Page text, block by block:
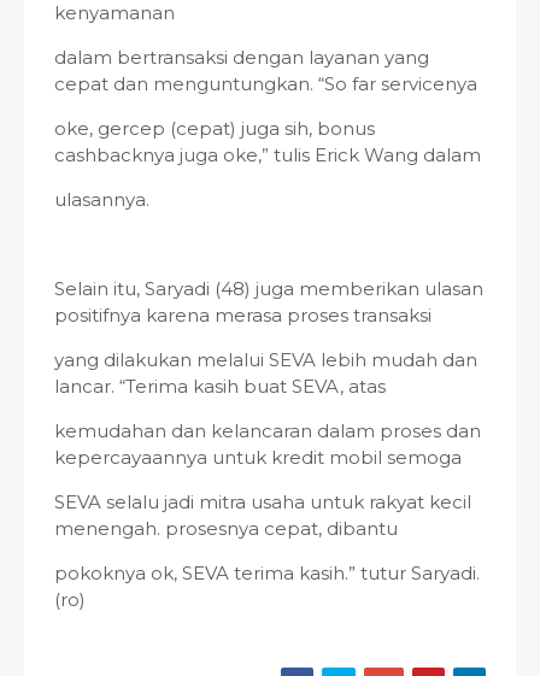
kenyamanan
dalam bertransaksi dengan layanan yang
cepat dan menguntungkan. “So far servicenya
oke, gercep (cepat) juga sih, bonus
cashbacknya juga oke,” tulis Erick Wang dalam
ulasannya.
Selain itu, Saryadi (48) juga memberikan ulasan
positifnya karena merasa proses transaksi
yang dilakukan melalui SEVA lebih mudah dan
lancar. “Terima kasih buat SEVA, atas
kemudahan dan kelancaran dalam proses dan
kepercayaannya untuk kredit mobil semoga
SEVA selalu jadi mitra usaha untuk rakyat kecil
menengah. prosesnya cepat, dibantu
pokoknya ok, SEVA terima kasih.” tutur Saryadi.
(ro)